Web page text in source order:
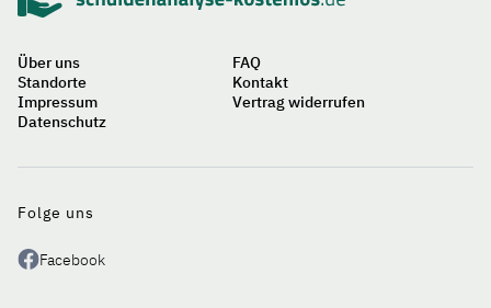
Über uns
FAQ
Standorte
Kontakt
Impressum
Vertrag widerrufen
Datenschutz
Folge uns
Facebook